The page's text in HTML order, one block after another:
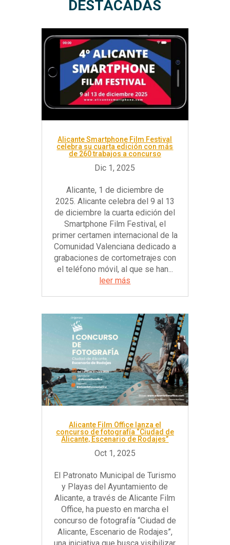
DESTACADAS
Alicante Smartphone Film Festival
celebra su cuarta edición con más
de 260 trabajos a concurso
Alicante, 1 de diciembre de
2025. Alicante celebra del 9 al 13
de diciembre la cuarta edición del
Smartphone Film Festival, el
primer certamen internacional de la
Comunidad Valenciana dedicado a
grabaciones de cortometrajes con
el teléfono móvil, al que se han...
leer más
Alicante Film Office lanza el
concurso de fotografía “Ciudad de
Alicante, Escenario de Rodajes”
El Patronato Municipal de Turismo
y Playas del Ayuntamiento de
Alicante, a través de Alicante Film
Office, ha puesto en marcha el
concurso de fotografía “Ciudad de
Alicante, Escenario de Rodajes”,